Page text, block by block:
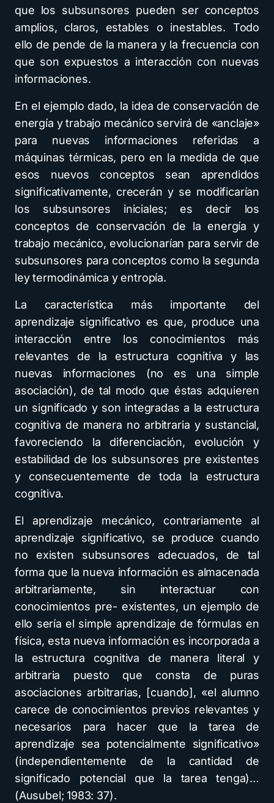
que los subsunsores pueden ser conceptos
amplios, claros, estables o inestables. Todo
ello de pende de la manera y la frecuencia con
que son expuestos a interacción con nuevas
informaciones.
En el ejemplo dado, la idea de conservación de
energía y trabajo mecánico servirá de «anclaje»
para nuevas informaciones referidas a
máquinas térmicas, pero en la medida de que
esos nuevos conceptos sean aprendidos
significativamente, crecerán y se modificarían
los subsunsores iniciales; es decir los
conceptos de conservación de la energía y
trabajo mecánico, evolucionarían para servir de
subsunsores para conceptos como la segunda
ley termodinámica y entropía.
La característica más importante del
aprendizaje significativo es que, produce una
interacción entre los conocimientos más
relevantes de la estructura cognitiva y las
nuevas informaciones (no es una simple
asociación), de tal modo que éstas adquieren
un significado y son integradas a la estructura
cognitiva de manera no arbitraria y sustancial,
favoreciendo la diferenciación, evolución y
estabilidad de los subsunsores pre existentes
y consecuentemente de toda la estructura
cognitiva.
El aprendizaje mecánico, contrariamente al
aprendizaje significativo, se produce cuando
no existen subsunsores adecuados, de tal
forma que la nueva información es almacenada
arbitrariamente, sin interactuar con
conocimientos pre- existentes, un ejemplo de
ello sería el simple aprendizaje de fórmulas en
física, esta nueva información es incorporada a
la estructura cognitiva de manera literal y
arbitraria puesto que consta de puras
asociaciones arbitrarias, [cuando], «el alumno
carece de conocimientos previos relevantes y
necesarios para hacer que la tarea de
aprendizaje sea potencialmente significativo»
(independientemente de la cantidad de
significado potencial que la tarea tenga)…
(Ausubel; 1983: 37).